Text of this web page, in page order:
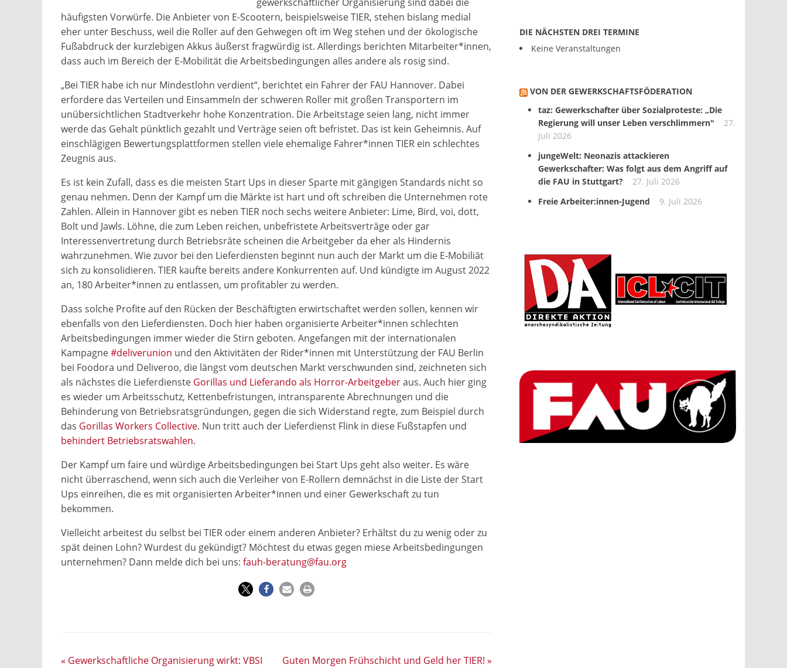
häufigsten Vorwürfe. Die Anbieter von E-Scootern, beispielsweise TIER, stehen bislang medial
eher unter Beschuss, weil die Roller auf den Gehwegen oft im Weg stehen und der ökologische
Fußabdruck der kurzlebigen Akkus äußerst fragwürdig ist. Allerdings berichten Mitarbeiter*innen,
dass auch im Bereich der E-Mobilität die Arbeitsbedingungen alles andere als rosig sind.
„Bei TIER habe ich nur Mindestlohn verdient“, berichtet ein Fahrer der FAU Hannover. Dabei
erfordere das Verteilen und Einsammeln der schweren Roller mit großen Transportern im
unübersichtlichen Stadtverkehr hohe Konzentration. Die Arbeitstage seien lang, nicht immer
werde das Gehalt pünktlich gezahlt und Verträge seien oft befristet. Das ist kein Geheimnis. Auf
einschlägigen Bewertungsplattformen stellen viele ehemalige Fahrer*innen TIER ein schlechtes
Zeugnis aus.
Es ist kein Zufall, dass es die meisten Start Ups in dieser Sparte mit gängigen Standards nicht so
genau nehmen. Denn der Kampf um die Märkte ist hart und oft schreiben die Unternehmen rote
Zahlen. Allein in Hannover gibt es neben TIER noch sechs weitere Anbieter: Lime, Bird, voi, dott,
Bolt und Jawls. Löhne, die zum Leben reichen, unbefristete Arbeitsverträge oder gar
Interessenvertretung durch Betriebsräte scheinen die Arbeitgeber da eher als Hindernis
wahrzunehmen. Wie zuvor bei den Lieferdiensten beginnt nun auch der Markt um die E-Mobiliät
sich zu konsolidieren. TIER kaufte bereits andere Konkurrenten auf. Und kündigte im August 2022
an, 180 Arbeiter*innen zu entlassen, um profitabler zu werden.
Dass solche Profite auf den Rücken der Beschäftigten erwirtschaftet werden sollen, kennen wir
ebenfalls von den Lieferdiensten. Doch hier haben organisierte Arbeiter*innen schlechten
Arbeitsbedingungen immer wieder die Stirn geboten. Angefangen mit der internationalen
Kampagne#deliverunion und den Aktivitäten der Rider*innen mit Unterstützung der FAU Berlin
bei Foodora und Deliveroo, die längst vom deutschen Markt verschwunden sind, zeichneten sich
als nächstes die Lieferdienste Gorillas und Lieferando als Horror-Arbeitgeberaus. Auch hier ging
es wieder um Arbeitsschutz, Kettenbefristungen, intransparente Abrechnungen und die
Behinderung von Betriebsratsgründungen, gegen die sich Widerstand regte, zum Beispiel durch
das Gorillas Workers Collective. Nun tritt auch der Lieferdienst Flink in diese Fußstapfen und
behindert Betriebsratswahlen.
Der Kampf um faire und würdige Arbeitsbedingungen bei Start Ups geht also weiter. Es wäre
nicht überraschend, wenn sich auch die Verleiher von E-Rollern demnächst in die Liste der Start
Ups einreihen, die es mit organisierten Arbeiter*innen und einer Gewerkschaft zu tun
bekommen.
Vielleicht arbeitest du selbst bei TIER oder einem anderen Anbieter? Erhältst du zu wenig oder zu
spät deinen Lohn? Wurdest du gekündigt? Möchtest du etwas gegen miese Arbeitsbedingungen
unternehmen? Dann melde dich bei uns: fauh-beratung@fau.org
« Gewerkschaftliche Organisierung wirkt: VBSI Guten Morgen Frühschicht und Geld her TIER! »
DIE NÄCHSTEN DREI TERMINE
Keine Veranstaltungen
VON DER GEWERKSCHAFTS­FÖDERATION
taz: Gewerkschafter über Sozialproteste: „Die
Regierung will unser Leben verschlimmern"
27.
Juli 2026
jungeWelt: Neonazis attackieren
Gewerkschafter: Was folgt aus dem Angriff auf
die FAU in Stuttgart?
27. Juli 2026
Freie Arbeiter:innen-Jugend
9. Juli 2026